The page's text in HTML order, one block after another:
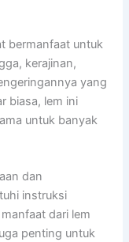
bermanfaat untuk
kerajinan,
yang
biasa, lem ini
untuk banyak
dan
instruksi
dari lem
penting untuk